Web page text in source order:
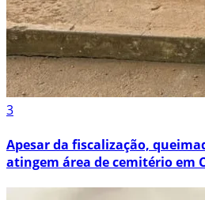
3
Apesar da fiscalização,
atingem área de cemitério em